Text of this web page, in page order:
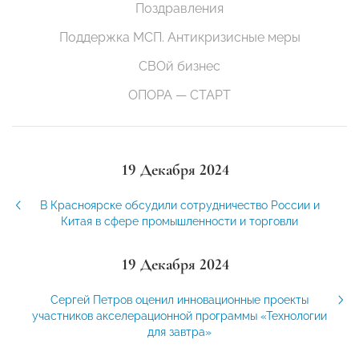
Поздравления
Поддержка МСП. Антикризисные меры
СВОй бизнес
ОПОРА — СТАРТ
19 Декабря 2024
В Красноярске обсудили сотрудничество России и
Китая в сфере промышленности и торговли
19 Декабря 2024
Сергей Петров оценил инновационные проекты
участников акселерационной программы «Технологии
для завтра»